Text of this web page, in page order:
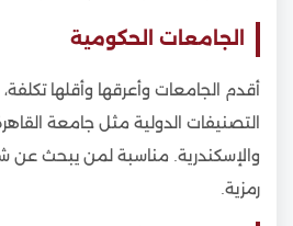
الجامعات الحكومية
أقدم الجامعات وأعرقها وأقلها تكلفة،
التصنيفات الدولية مثل جامعة
والإسكندرية. مناسبة لمن يبحث عن
رمزية.